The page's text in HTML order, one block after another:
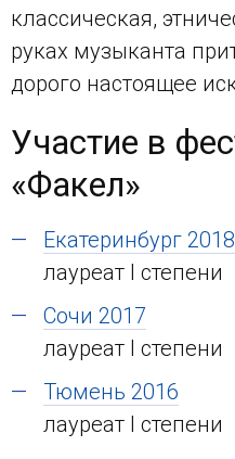
классическая,
руках музыканта
дорого настоящее
Участие в
«Факел»
Екатеринбург 2018
лауреат I степени
Сочи 2017
лауреат I степени
Тюмень 2016
лауреат I степени